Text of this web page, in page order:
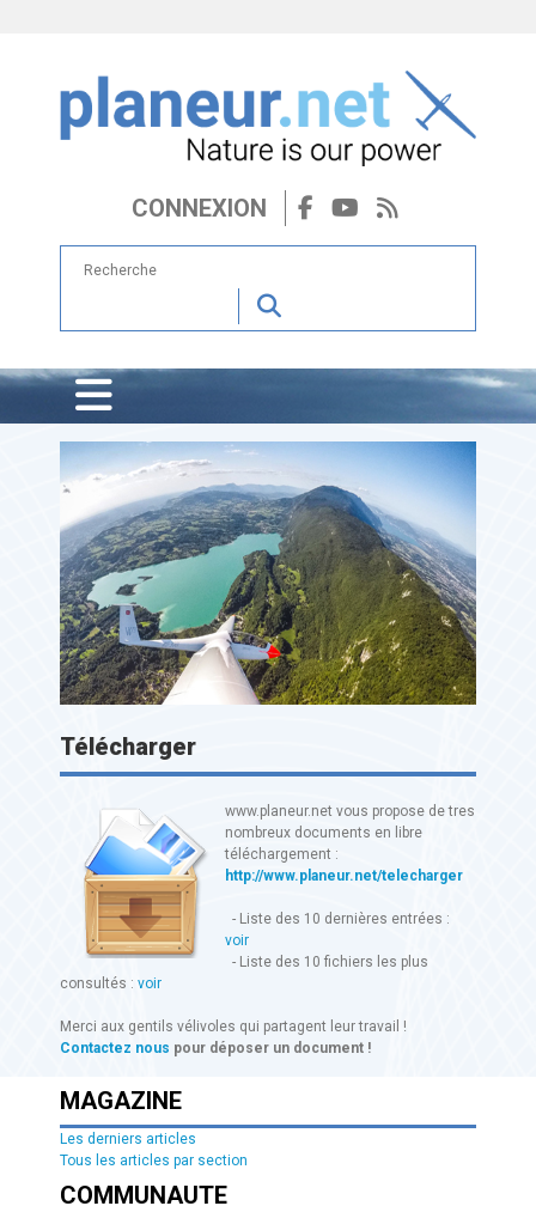
CONNEXION
Télécharger
www.planeur.net vous propose de tres
nombreux documents en libre
téléchargement :
http://www.planeur.net/telecharger
- Liste des 10 dernières entrées :
voir
- Liste des 10 fichiers les plus
consultés : voir
Merci aux gentils vélivoles qui partagent leur travail !
Contactez nous pour déposer un document !
MAGAZINE
Les derniers articles
Tous les articles par section
COMMUNAUTE